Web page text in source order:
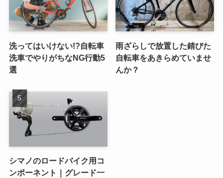
洗ってはいけない!?自転車
洗車でやりがちなNG行動5
選
雨ざらしで放置した錆びた
自転車をあきらめていませ
んか？
シマノのロードバイク用コ
ンポーネント｜グレード一